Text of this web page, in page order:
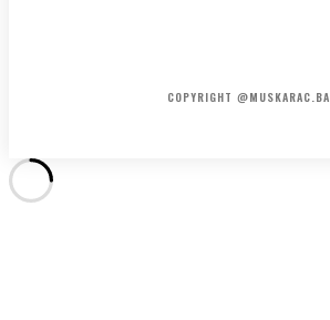
COPYRIGHT @MUSKARAC.BA